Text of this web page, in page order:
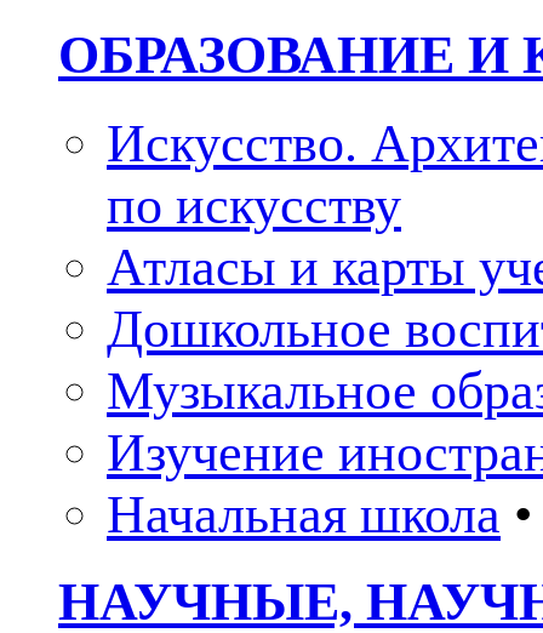
ОБРАЗОВАНИЕ И
Искусство.
по искусству
Атласы и карты
Дошкольное
Музыкальное
Изучение
Начальная школа •
НАУЧНЫЕ,